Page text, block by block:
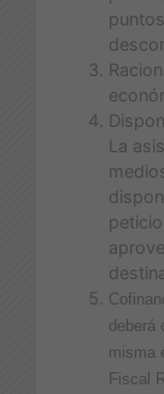
La
deberá
misma
Fiscal